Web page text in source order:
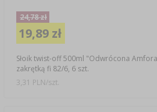
Słoik twist-off 500ml "Odwrócona
zakrętką fi 82/6, 6 szt.
24,78 zł
19,89 zł
3,31 PLN/szt.